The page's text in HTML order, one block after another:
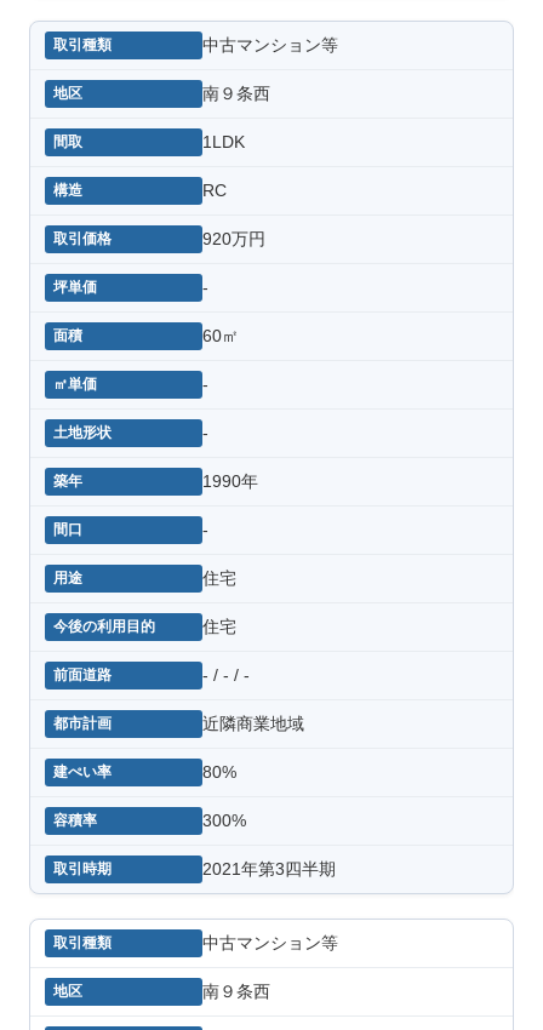
中古マンション等
南９条西
1LDK
RC
920万円
-
60㎡
-
-
1990年
-
住宅
住宅
- / - / -
近隣商業地域
80%
300%
2021年第3四半期
中古マンション等
南９条西